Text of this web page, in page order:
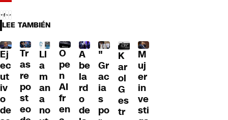
LEE TAMBIÉN
Ej
ec
ut
iv
o
de
Tr
as
re
po
st
eo
Ll
a
m
an
a
no
O
pe
n
AI
fr
en
A
be
la
rd
o
de
"
Gr
ac
ia
s
po
K
ar
ol
G
es
tr
M
uj
er
in
ve
sti